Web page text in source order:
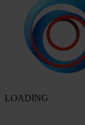
LOADING